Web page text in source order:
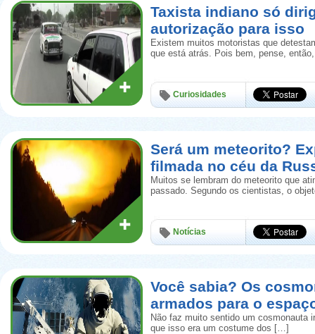
Taxista indiano só
autorização para isso
Existem muitos motoristas que
que está atrás. Pois bem, pense,
Curiosidades
Será um meteorito?
filmada no céu da
Muitos se lembram do meteorito que
passado. Segundo os cientistas, o
Notícias
Você sabia? Os
armados para o
Não faz muito sentido um cosmonauta
que isso era um costume dos […]